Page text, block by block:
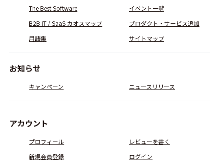
The Best Software
イベント一覧
B2B IT / SaaS カオスマップ
プロダクト・サービス追加
用語集
サイトマップ
お知らせ
キャンペーン ニュースリリース
アカウント
プロフィール
レビューを書く
新規会員登録
ログイン